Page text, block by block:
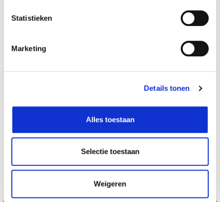
Statistieken
Marketing
Details tonen
Alles toestaan
Selectie toestaan
Weigeren
Kleur textiel:
Doornik
In stock
In stock